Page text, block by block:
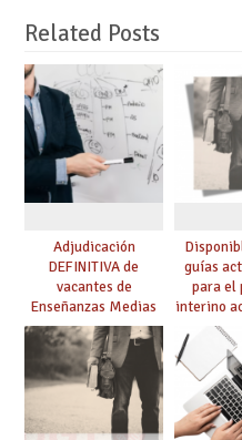
Related Posts
Adjudicación
DEFINITIVA de
vacantes de
Enseñanzas Medias
para el curso 26-27
guías
para el
interino
para el